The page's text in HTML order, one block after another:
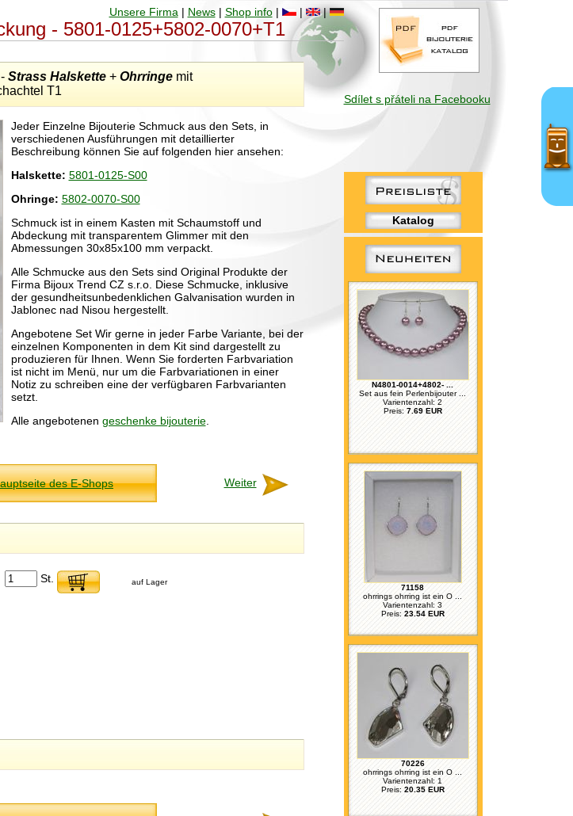
Sdílet s přáteli na Facebooku
Katalog
N4801-0014+4802- ...
Set aus fein Perlenbijouter ...
Varientenzahl: 2
Preis: 7.69 EUR
71158
ohrrings ohrring ist ein O ...
Varientenzahl: 3
Preis: 23.54 EUR
70226
ohrrings ohrring ist ein O ...
Varientenzahl: 1
Preis:20.35 EUR
Unsere Firma | News| Shop info| | |
- 5801-0125+5802-0070+T1
Strass Halskette+ Ohrringemit
T1
Jeder Einzelne Bijouterie Schmuck aus den Sets, in
verschiedenen Ausführungen mit detaillierter
Beschreibung können Sie auf folgenden hier ansehen:
Halskette: 5801-0125-S00
Ohringe: 5802-0070-S00
Schmuck ist in einem Kasten mit Schaumstoff und
Abdeckung mit transparentem Glimmer mit den
Abmessungen 30x85x100 mm verpackt.
Alle Schmucke aus den Sets sind Original Produkte der
Firma Bijoux Trend CZ s.r.o. Diese Schmucke, inklusive
der gesundheitsunbedenklichen Galvanisation wurden in
Jablonec nad Nisou hergestellt.
Angebotene Set Wir gerne in jeder Farbe Variante, bei der
einzelnen Komponenten in dem Kit sind dargestellt zu
produzieren für Ihnen. Wenn Sie forderten Farbvariation
ist nicht im Menü, nur um die Farbvariationen in einer
Notiz zu schreiben eine der verfügbaren Farbvarianten
setzt.
Alle angebotenen geschenke bijouterie.
des E-Shops Weiter
St. auf Lager